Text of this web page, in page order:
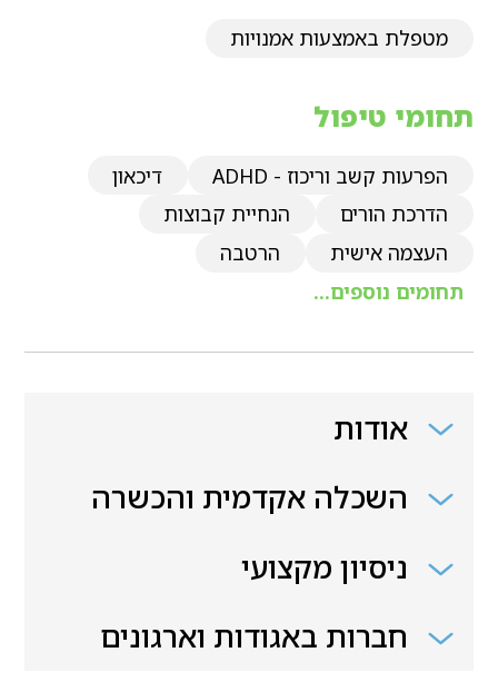
מטפלת באמצעות אמנויות
תחומי טיפול
הפרעות קשב וריכוז - ADHD
דיכאון
הדרכת הורים
הנחיית קבוצות
העצמה אישית
הרטבה
תחומים נוספים...
אודות
השכלה אקדמית והכשרה
ניסיון מקצועי
חברות באגודות וארגונים